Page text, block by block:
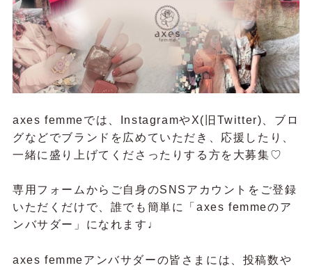
axes femmeでは、InstagramやX(旧Twitter)、ブロ
グなどでブランドを広めていただき、応援したり、
一緒に盛り上げてくださったりする方を大募集♡
専用フォームからご自身のSNSアカウントをご登録
いただくだけで、誰でも簡単に「axes femmeのア
ンバサダー」になれます♩
axes femmeアンバサダーの皆さまには、投稿数や